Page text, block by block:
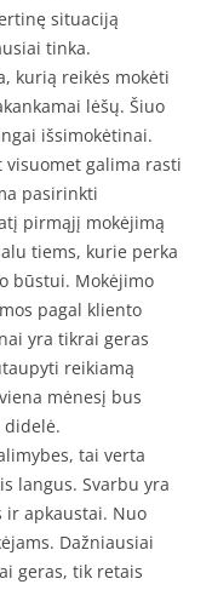
situaciją
tinka.
kurią reikės mokėti
lėšų. Šiuo
išsimokėtinai.
visuomet galima rasti
pasirinkti
pirmąjį mokėjimą
tiems, kurie perka
būstui. Mokėjimo
pagal kliento
yra tikrai geras
reikiamą
mėnesį bus
didelė.
tai verta
langus. Svarbu yra
ir apkaustai. Nuo
Dažniausiai
geras, tik retais